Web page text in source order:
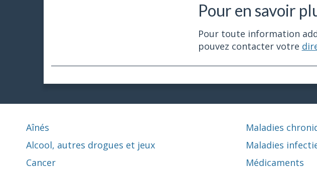
Pour en savoir
Pour toute information
pouvez contacter votre
Aînés
Alcool, autres drogues et jeux
Cancer
Maladies
Maladies
Médicaments